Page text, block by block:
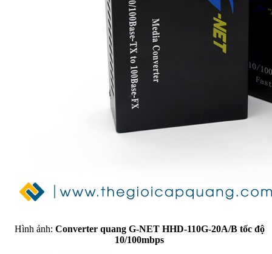
Hình ảnh: Converter quang G-NET HHD-110G-20A/B tốc độ
10/100mbps